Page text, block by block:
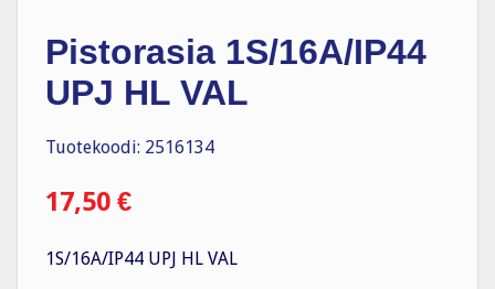
Pistorasia 1S/16A/IP44
UPJ HL VAL
Tuotekoodi: 2516134
17,50 €
1S/16A/IP44 UPJ HL VAL